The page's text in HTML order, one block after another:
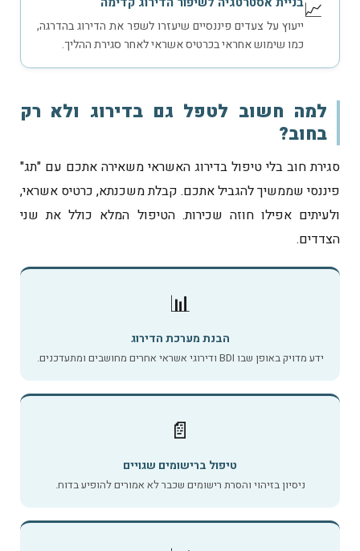
📈
ייעוץ על צעדים פיננסיים שיעזרו לשפר את הדירוג בהדרגה,
כמו שימוש אחראי בכרטיס אשראי לאחר סגירת ההליך.
למה חשוב לטפל גם בדירוג ולא רק
בחוב?
סגירת חוב בלי טיפול בדירוג האשראי משאירה אתכם עם "תג"
פיננסי שממשיך להגביל אתכם. קבלת משכנתא, כרטיס אשראי,
ולעיתים אפילו חוזה שכירות. הטיפול המלא כולל את שני
הצדדים.
📊
הבנת מערכת הדירוג
ידע מדויק באופן שבו BDI ודירוגי אשראי אחרים מחושבים ומתעדכנים.
📄
טיפול ברישומים שגויים
ניסיון בזיהוי והסרת רישומים שכבר לא אמורים להופיע בדוח.